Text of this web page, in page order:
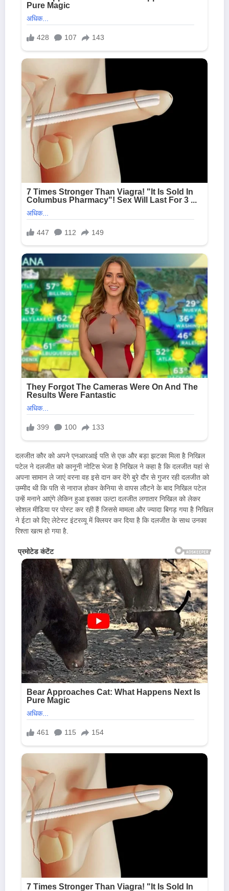
दलजीत कौर को अपने एनआरआई पति से एक और बड़ा झटका मिला है निखिल
पटेल ने दलजीत को कानूनी नोटिस भेजा है निखिल ने कहा है कि दलजीत यहां से
अपना सामान ले जाएं वरना वह इसे दान कर देंगे बुरे दौर से गुजर रही दलजीत को
उम्मीद थी कि पति से नाराज होकर केनिया से वापस लौटने के बाद निखिल पटेल
उन्हें मनाने आएंगे लेकिन हुआ इसका उल्टा दलजीत लगातार निखिल को लेकर
सोशल मीडिया पर पोस्ट कर रही हैं जिससे मामला और ज्यादा बिगड़ गया है निखिल
ने ईटा को दिए लेटेस्ट इंटरव्यू में क्लियर कर दिया है कि दलजीत के साथ उनका
रिश्ता खत्म हो गया है.